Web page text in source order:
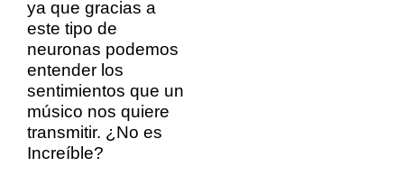
ya que gracias a
este tipo de
neuronas podemos
entender los
sentimientos que un
músico nos quiere
transmitir. ¿No es
Increíble?